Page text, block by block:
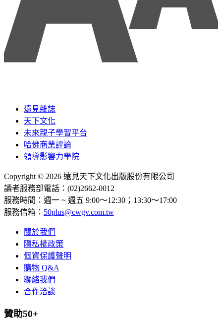
遠見雜誌
天下文化
未來親子學習平台
哈佛商業評論
領導影響力學院
Copyright © 2026 遠見天下文化出版股份有限公司
讀者服務部電話：(02)2662-0012
服務時間：週一 ~ 週五 9:00～12:30；13:30～17:00
服務信箱： 50plus@cwgv.com.tw
關於我們
隱私權政策
個資保護聲明
購物 Q&A
聯絡我們
合作洽談
贊助50+